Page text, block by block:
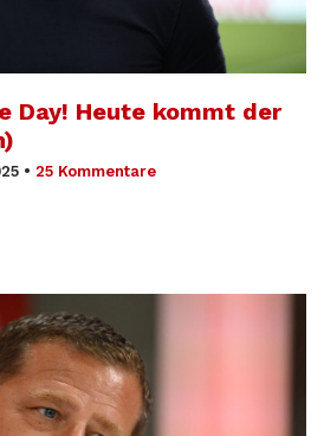
Day! Heute kommt der
• 25 Kommentare